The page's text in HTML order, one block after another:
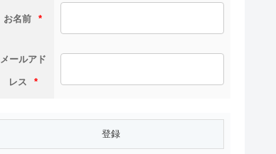
お名前 *
メールアド
レス *